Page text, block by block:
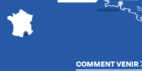
COMMENT VENIR